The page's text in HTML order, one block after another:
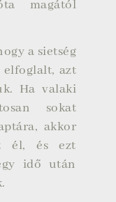
magától
a sietség
elfoglalt, azt
Ha valaki
sokat
akkor
él, és ezt
idő után